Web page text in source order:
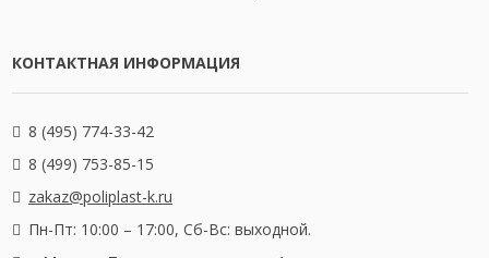
КОНТАКТНАЯ ИНФОРМАЦИЯ
8 (495) 774-33-42
8 (499) 753-85-15
zakaz@poliplast-k.ru
Пн-Пт: 10:00 – 17:00, Сб-Вс: выходной.